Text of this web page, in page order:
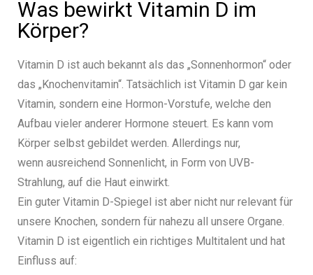
Was bewirkt Vitamin D im
Körper?
Vitamin D ist auch bekannt als das „Sonnenhormon“ oder
das „Knochenvitamin“. Tatsächlich ist Vitamin D gar kein
Vitamin, sondern eine Hormon-Vorstufe, welche den
Aufbau vieler anderer Hormone steuert. Es kann vom
Körper selbst gebildet werden. Allerdings nur,
wenn ausreichend Sonnenlicht, in Form von UVB-
Strahlung, auf die Haut einwirkt.
Ein guter Vitamin D-Spiegel ist aber nicht nur relevant für
unsere Knochen, sondern für nahezu all unsere Organe.
Vitamin D ist eigentlich ein richtiges Multitalent und hat
Einfluss auf: